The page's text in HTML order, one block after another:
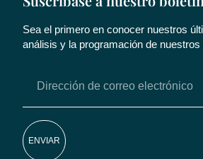
Sea el primero en conocer nuestros
análisis y la programación de nuestros
ENVIAR